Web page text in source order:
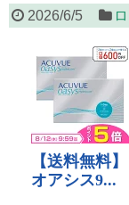
2026/6/5